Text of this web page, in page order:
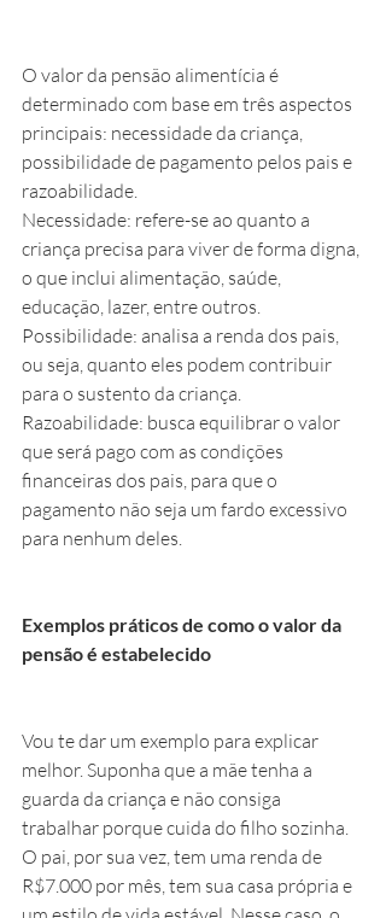
O valor da pensão alimentícia é
determinado com base em três aspectos
principais: necessidade da criança,
possibilidade de pagamento pelos pais e
razoabilidade.
Necessidade: refere-se ao quanto a
criança precisa para viver de forma digna,
o que inclui alimentação, saúde,
educação, lazer, entre outros.
Possibilidade: analisa a renda dos pais,
ou seja, quanto eles podem contribuir
para o sustento da criança.
Razoabilidade: busca equilibrar o valor
que será pago com as condições
financeiras dos pais, para que o
pagamento não seja um fardo excessivo
para nenhum deles.
Exemplos práticos de como o valor da
pensão é estabelecido
Vou te dar um exemplo para explicar
melhor. Suponha que a mãe tenha a
guarda da criança e não consiga
trabalhar porque cuida do filho sozinha.
O pai, por sua vez, tem uma renda de
R$7.000 por mês, tem sua casa própria e